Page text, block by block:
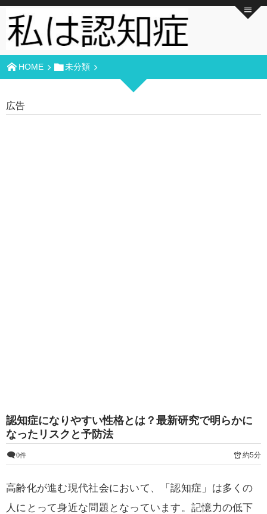
HOME 未分類
広告
認知症になりやすい性格とは？最新研究で明らかに
なったリスクと予防法
0件 約5分
高齢化が進む現代社会において、「認知症」は多くの
人にとって身近な問題となっています。記憶力の低下